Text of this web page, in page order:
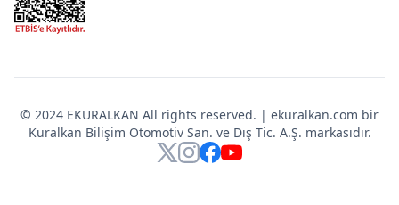
© 2024 EKURALKAN All rights reserved. | ekuralkan.com bir
Kuralkan Bilişim Otomotiv San. ve Dış Tic. A.Ş. markasıdır.